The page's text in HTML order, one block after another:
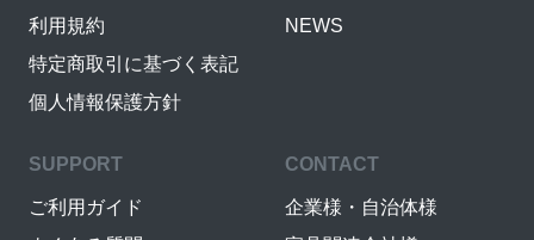
利用規約
特定商取引に基づく表記
個人情報保護方針
NEWS
SUPPORT
ご利用ガイド
CONTACT
企業様・自治体様